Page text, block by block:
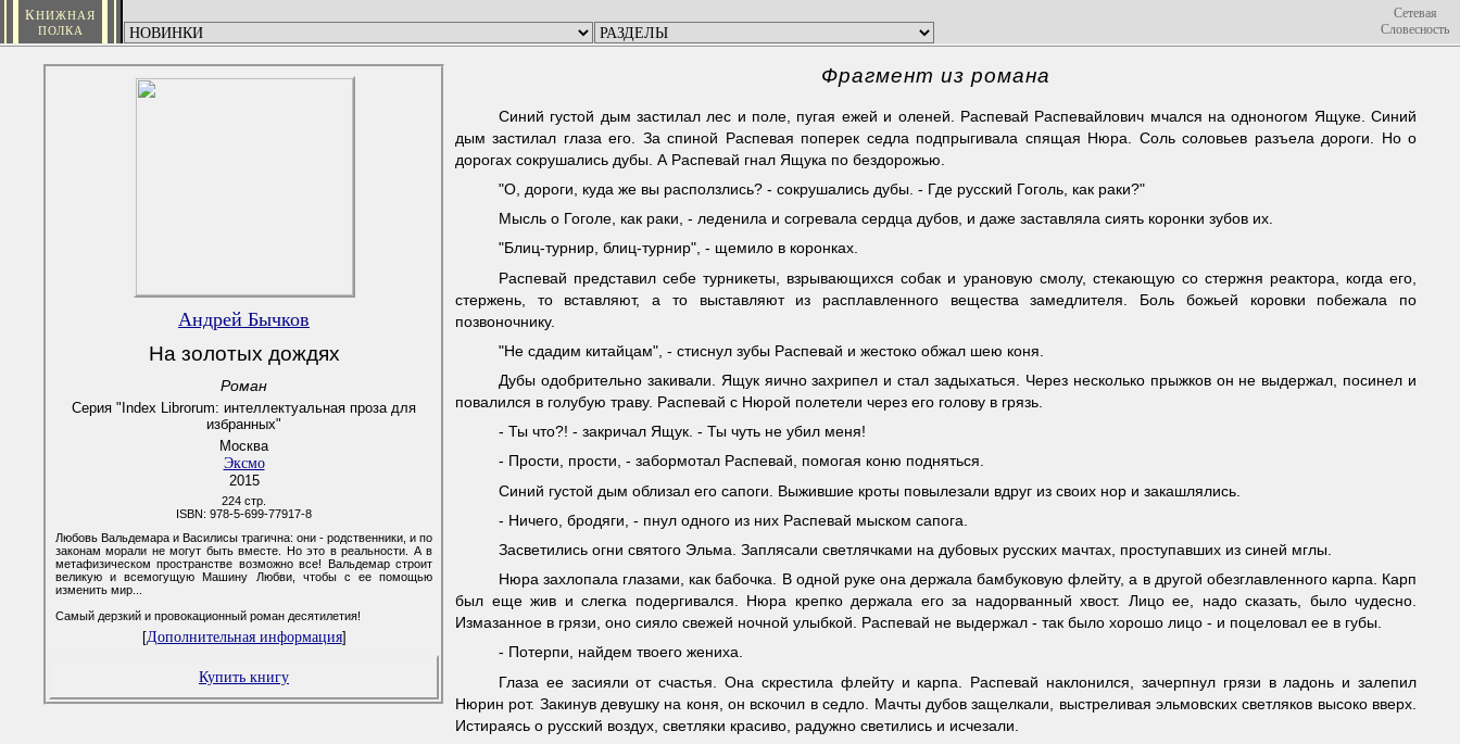
Сетевая
Словесность
КНИЖНАЯ
ПОЛКА
Андрей Бычков
На золотых дождях
Роман
Серия "Index Librorum: интеллектуальная проза для
избранных"
Москва
Эксмо
2015
224 стр.
ISBN: 978-5-699-77917-8
Любовь Вальдемара и Василисы трагична: они - родственники, и по
законам морали не могут быть вместе. Но это в реальности. А в
метафизическом пространстве возможно все! Вальдемар строит
великую и всемогущую Машину Любви, чтобы с ее помощью
изменить мир...
Самый дерзкий и провокационный роман десятилетия!
[Дополнительная информация]
Купить книгу
Фрагмент из романа
Синий густой дым застилал лес и поле, пугая ежей и оленей. Распевай Распевайлович мчался на одноногом Ящуке. Синий
дым застилал глаза его. За спиной Распевая поперек седла подпрыгивала спящая Нюра. Соль соловьев разъела дороги. Но о
дорогах сокрушались дубы. А Распевай гнал Ящука по бездорожью.
"О, дороги, куда же вы расползлись? - сокрушались дубы. - Где русский Гоголь, как раки?"
Мысль о Гоголе, как раки, - леденила и согревала сердца дубов, и даже заставляла сиять коронки зубов их.
"Блиц-турнир, блиц-турнир", - щемило в коронках.
Распевай представил себе турникеты, взрывающихся собак и урановую смолу, стекающую со стержня реактора, когда его,
стержень, то вставляют, а то выставляют из расплавленного вещества замедлителя. Боль божьей коровки побежала по
позвоночнику.
"Не сдадим китайцам", - стиснул зубы Распевай и жестоко обжал шею коня.
Дубы одобрительно закивали. Ящук яично захрипел и стал задыхаться. Через несколько прыжков он не выдержал, посинел и
повалился в голубую траву. Распевай с Нюрой полетели через его голову в грязь.
- Ты что?! - закричал Ящук. - Ты чуть не убил меня!
- Прости, прости, - забормотал Распевай, помогая коню подняться.
Синий густой дым облизал его сапоги. Выжившие кроты повылезали вдруг из своих нор и закашлялись.
- Ничего, бродяги, - пнул одного из них Распевай мыском сапога.
Засветились огни святого Эльма. Заплясали светлячками на дубовых русских мачтах, проступавших из синей мглы.
Нюра захлопала глазами, как бабочка. В одной руке она держала бамбуковую флейту, а в другой обезглавленного карпа. Карп
был еще жив и слегка подергивался. Нюра крепко держала его за надорванный хвост. Лицо ее, надо сказать, было чудесно.
Измазанное в грязи, оно сияло свежей ночной улыбкой. Распевай не выдержал - так было хорошо лицо - и поцеловал ее в губы.
- Потерпи, найдем твоего жениха.
Глаза ее засияли от счастья. Она скрестила флейту и карпа. Распевай наклонился, зачерпнул грязи в ладонь и залепил
Нюрин рот. Закинув девушку на коня, он вскочил в седло. Мачты дубов защелкали, выстреливая эльмовских светляков высоко вверх.
Истираясь о русский воздух, светляки красиво, радужно светились и исчезали.